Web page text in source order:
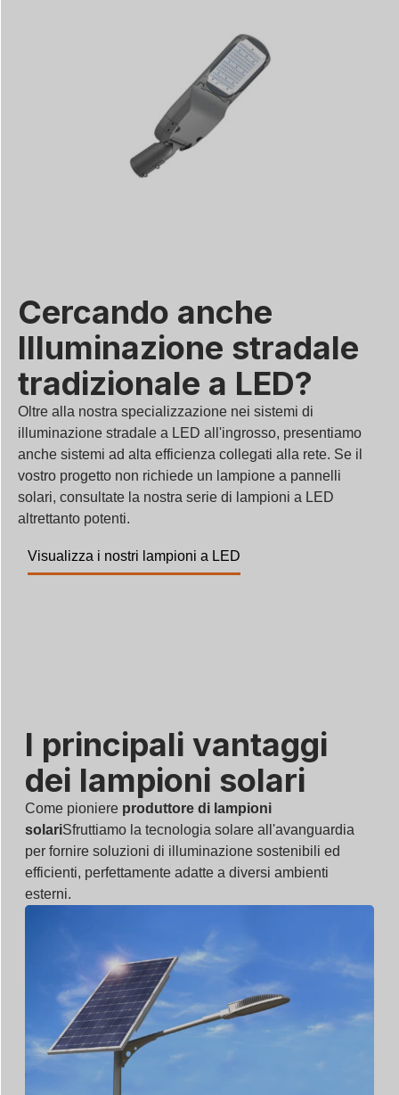
Cercando anche
Illuminazione stradale
tradizionale a LED?
Oltre alla nostra specializzazione nei sistemi di
illuminazione stradale a LED all'ingrosso, presentiamo
anche sistemi ad alta efficienza collegati alla rete. Se il
vostro progetto non richiede un lampione a pannelli
solari, consultate la nostra serie di lampioni a LED
altrettanto potenti.
Visualizza i nostri lampioni a LED
I principali vantaggi
dei lampioni solari
Come pioniere produttore di lampioni
solariSfruttiamo la tecnologia solare all'avanguardia
per fornire soluzioni di illuminazione sostenibili ed
efficienti, perfettamente adatte a diversi ambienti
esterni.